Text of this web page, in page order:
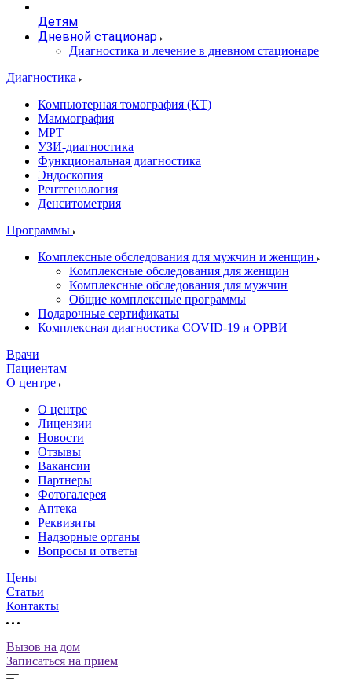
Детям
Дневной стационар
Диагностика и лечение в дневном стационаре
Диагностика
Компьютерная томография (КТ)
Маммография
МРТ
УЗИ-диагностика
Функциональная диагностика
Эндоскопия
Рентгенология
Денситометрия
Программы
Комплексные обследования для мужчин и женщин
Комплексные обследования для женщин
Комплексные обследования для мужчин
Общие комплексные программы
Подарочные сертификаты
Комплексная диагностика COVID-19 и ОРВИ
Врачи
Пациентам
О центре
О центре
Лицензии
Новости
Отзывы
Вакансии
Партнеры
Фотогалерея
Аптека
Реквизиты
Надзорные органы
Вопросы и ответы
Цены
Статьи
Контакты
Вызов на дом
Записаться на прием